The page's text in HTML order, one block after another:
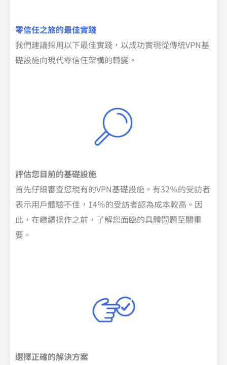
零信任之旅的最佳實踐
我們建議採用以下最佳實踐，以成功實現從傳統VPN基
礎設施向現代零信任架構的轉變。
評估您目前的基礎設施
首先仔細審查您現有的VPN基礎設施。有32％的受訪者
表示用戶體驗不佳，14％的受訪者認為成本較高。因
此，在繼續操作之前，了解您面臨的具體問題至關重
要。
選擇正確的解決方案